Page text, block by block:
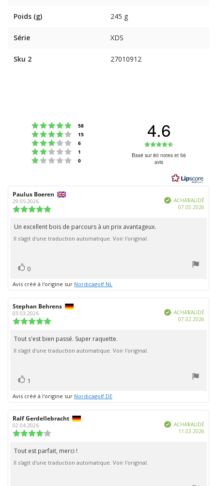
Poids (g) 245 g
Série XDS
Sku 2 27010912
Note : 5 étoiles sur 5
58
Note : 4 étoiles sur 5
15
Note : 3 étoiles sur 5
6
Note : 2 étoiles sur 5
1
Note : 1 étoiles sur 5
0
4.6
:
étoiles
5
Basé sur 80 notes et 56
avis
Auteur
de
l'évaluation:
Paulus Boeren
29.05.2026
l'évaluation
:
5.0
VérifiéACHAT VALIDÉ
07.05.2026
Texte
de
Un excellent bois de parcours à un prix avantageux.
Il s'agit d'une traduction automatique. Voir l'original.
Vote
positif
0
Avis créé à l'origine sur Nordicagolf NL
Auteur
de
l'évaluation:
Stephan Behrens
03.03.2026
l'évaluation
:
5.0
VérifiéACHAT VALIDÉ
07.02.2026
Texte
de
Tout s'est bien passé. Super raquette.
Il s'agit d'une traduction automatique. Voir l'original.
Vote
positif
1
Avis créé à l'origine sur Nordicagolf DE
Auteur
de
l'évaluation:
Ralf Gerdellebracht
02.04.2026
l'évaluation
:
4.0
VérifiéACHAT VALIDÉ
11.03.2026
Texte
de
Tout est parfait, merci !
Il s'agit d'une traduction automatique. Voir l'original.